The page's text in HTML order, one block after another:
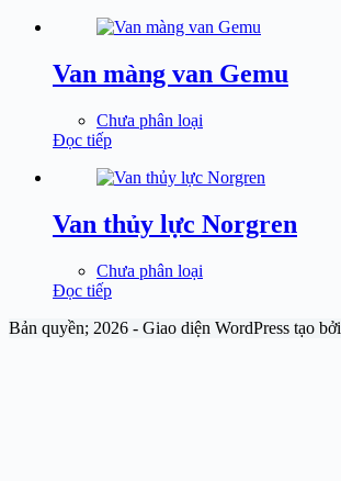
Van màng van Gemu
Chưa phân loại
Đọc tiếp
Van thủy lực Norgren
Chưa phân loại
Đọc tiếp
Bản quyền; 2026 - Giao diện WordPress tạo bởi